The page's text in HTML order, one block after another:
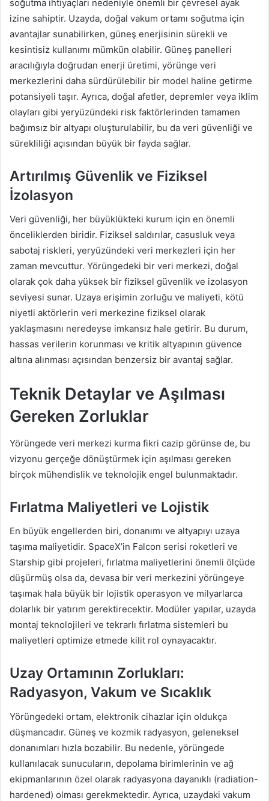
soğutma ihtiyaçları nedeniyle önemli bir çevresel ayak
izine sahiptir. Uzayda, doğal vakum ortamı soğutma için
avantajlar sunabilirken, güneş enerjisinin sürekli ve
kesintisiz kullanımı mümkün olabilir. Güneş panelleri
aracılığıyla doğrudan enerji üretimi, yörünge veri
merkezlerini daha sürdürülebilir bir model haline getirme
potansiyeli taşır. Ayrıca, doğal afetler, depremler veya iklim
olayları gibi yeryüzündeki risk faktörlerinden tamamen
bağımsız bir altyapı oluşturulabilir, bu da veri güvenliği ve
sürekliliği açısından büyük bir fayda sağlar.
Artırılmış Güvenlik ve Fiziksel
İzolasyon
Veri güvenliği, her büyüklükteki kurum için en önemli
önceliklerden biridir. Fiziksel saldırılar, casusluk veya
sabotaj riskleri, yeryüzündeki veri merkezleri için her
zaman mevcuttur. Yörüngedeki bir veri merkezi, doğal
olarak çok daha yüksek bir fiziksel güvenlik ve izolasyon
seviyesi sunar. Uzaya erişimin zorluğu ve maliyeti, kötü
niyetli aktörlerin veri merkezine fiziksel olarak
yaklaşmasını neredeyse imkansız hale getirir. Bu durum,
hassas verilerin korunması ve kritik altyapının güvence
altına alınması açısından benzersiz bir avantaj sağlar.
Teknik Detaylar ve Aşılması
Gereken Zorluklar
Yörüngede veri merkezi kurma fikri cazip görünse de, bu
vizyonu gerçeğe dönüştürmek için aşılması gereken
birçok mühendislik ve teknolojik engel bulunmaktadır.
Fırlatma Maliyetleri ve Lojistik
En büyük engellerden biri, donanımı ve altyapıyı uzaya
taşıma maliyetidir. SpaceX’in Falcon serisi roketleri ve
Starship gibi projeleri, fırlatma maliyetlerini önemli ölçüde
düşürmüş olsa da, devasa bir veri merkezini yörüngeye
taşımak hala büyük bir lojistik operasyon ve milyarlarca
dolarlık bir yatırım gerektirecektir. Modüler yapılar, uzayda
montaj teknolojileri ve tekrarlı fırlatma sistemleri bu
maliyetleri optimize etmede kilit rol oynayacaktır.
Uzay Ortamının Zorlukları:
Radyasyon, Vakum ve Sıcaklık
Yörüngedeki ortam, elektronik cihazlar için oldukça
düşmancadır. Güneş ve kozmik radyasyon, geleneksel
donanımları hızla bozabilir. Bu nedenle, yörüngede
kullanılacak sunucuların, depolama birimlerinin ve ağ
ekipmanlarının özel olarak radyasyona dayanıklı (radiation-
hardened) olması gerekmektedir. Ayrıca, uzaydaki vakum